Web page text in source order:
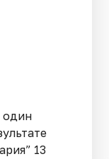
один
13